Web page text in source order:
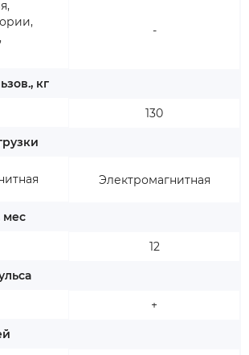
кг
мес
-
130
Электромагнитная
12
+